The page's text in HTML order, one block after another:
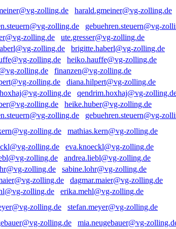
harald.gmeiner@vg-zolling.de
gebuehren.steuern@vg-
ute.gresser@vg-zolling.de
brigitte.haberl@vg-zolling.de
heiko.hauffe@vg-zolling.de
finanzen@vg-zolling.de
diana.hilpert@vg-zolling.de
qendrim.hoxhaj@vg-
heike.huber@vg-zolling.de
gebuehren.steuern@vg-
mathias.kern@vg-zolling.de
eva.knoeckl@vg-zolling.de
andrea.liebl@vg-zolling.de
sabine.lohr@vg-zolling.de
dagmar.maier@vg-zolling.de
erika.mehl@vg-zolling.de
stefan.meyer@vg-zolling.de
mia.neugebauer@vg-